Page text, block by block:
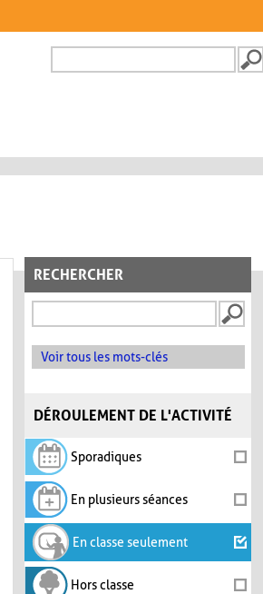
FORMULAIRE DE
RECHERCHER
Voir tous les mots-clés
DÉROULEMENT DE L'ACTIVITÉ
Sporadiques
En plusieurs séances
En classe seulement
Hors classe